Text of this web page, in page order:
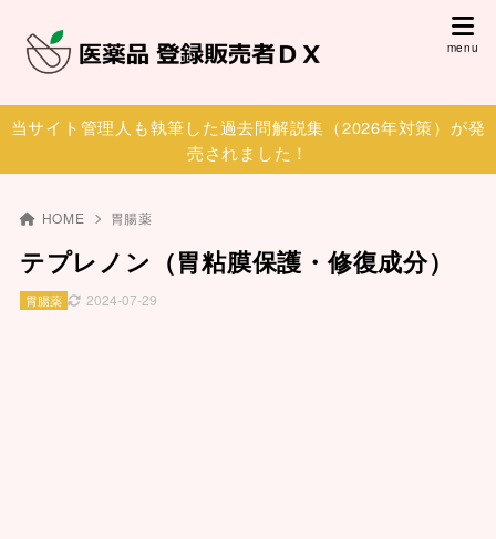
当サイト管理人も執筆した過去問解説集（2026年対策）が発
売されました！
HOME 胃腸薬
テプレノン（胃粘膜保護・修復成分）
2024-07-29
胃腸薬